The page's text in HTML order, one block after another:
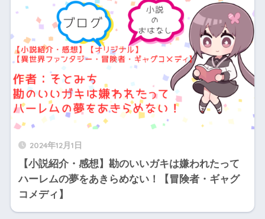
2024年12月1日
【小説紹介・感想】勘のいいガキは嫌われたって
ハーレムの夢をあきらめない！【冒険者・ギャグ
コメディ】